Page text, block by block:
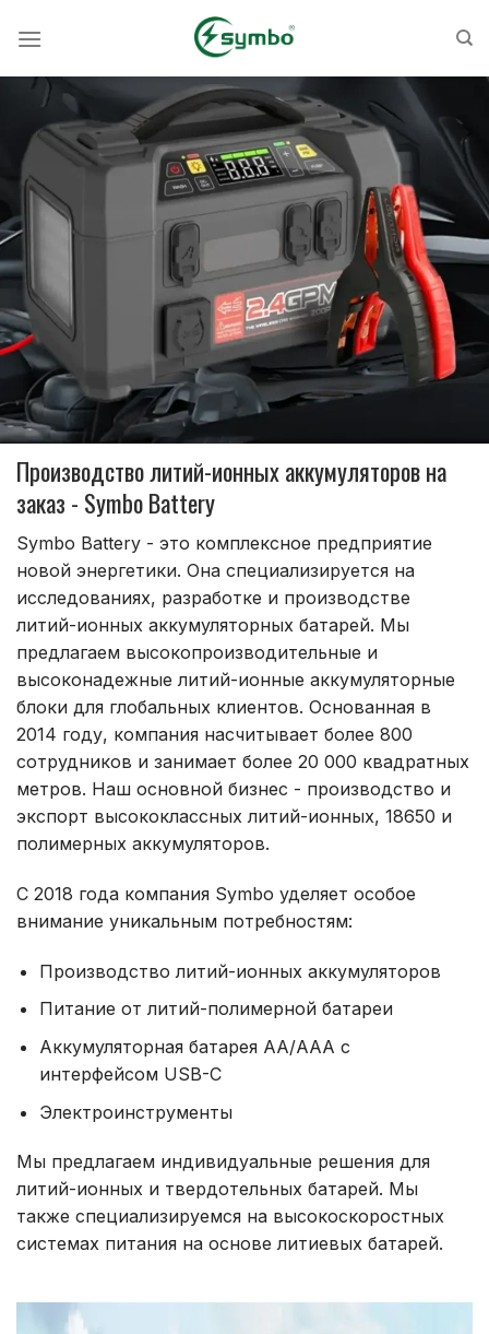
Производство литий-ионных аккумуляторов на
заказ - Symbo Battery
Symbo Battery - это комплексное предприятие
новой энергетики. Она специализируется на
исследованиях, разработке и производстве
литий-ионных аккумуляторных батарей. Мы
предлагаем высокопроизводительные и
высоконадежные литий-ионные аккумуляторные
блоки для глобальных клиентов. Основанная в
2014 году, компания насчитывает более 800
сотрудников и занимает более 20 000 квадратных
метров. Наш основной бизнес - производство и
экспорт высококлассных литий-ионных, 18650 и
полимерных аккумуляторов.
С 2018 года компания Symbo уделяет особое
внимание уникальным потребностям:
Производство литий-ионных аккумуляторов
Питание от литий-полимерной батареи
Аккумуляторная батарея AA/AAA с
интерфейсом USB-C
Электроинструменты
Мы предлагаем индивидуальные решения для
литий-ионных и твердотельных батарей. Мы
также специализируемся на высокоскоростных
системах питания на основе литиевых батарей.